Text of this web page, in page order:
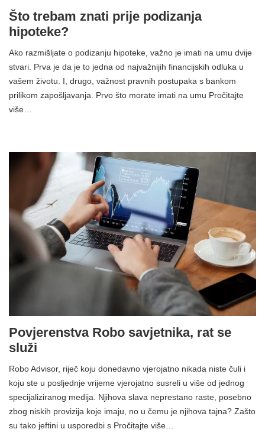
Što trebam znati prije podizanja
hipoteke?
Ako razmišljate o podizanju hipoteke, važno je imati na umu dvije
stvari. Prva je da je to jedna od najvažnijih financijskih odluka u
vašem životu. I, drugo, važnost pravnih postupaka s bankom
prilikom zapošljavanja. Prvo što morate imati na umu Pročitajte
više…
Povjerenstva Robo savjetnika, rat se
služi
Robo Advisor, riječ koju donedavno vjerojatno nikada niste čuli i
koju ste u posljednje vrijeme vjerojatno susreli u više od jednog
specijaliziranog medija. Njihova slava neprestano raste, posebno
zbog niskih provizija koje imaju, no u čemu je njihova tajna? Zašto
su tako jeftini u usporedbi s Pročitajte više…